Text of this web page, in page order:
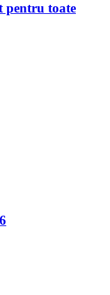
pentru toate